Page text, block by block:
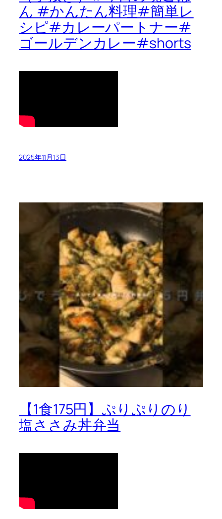
ん #かんたん料理#簡単レ
シピ#カレーパートナー#
ゴールデンカレー#shorts
2025年11月13日
【1食175円】ぷりぷりのり
塩ささみ丼弁当